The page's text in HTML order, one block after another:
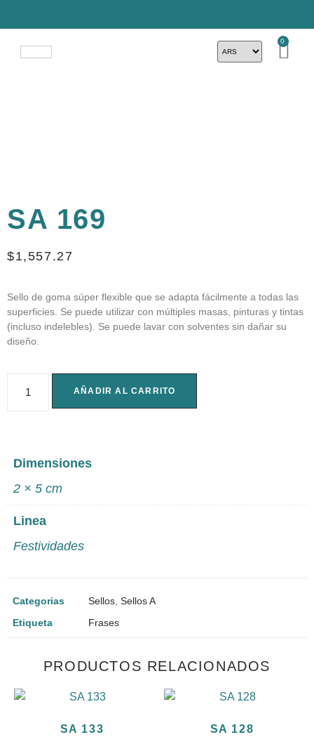
0
SA 169
$1,557.27
Sello de goma súper flexible que se adapta fácilmente a todas las
superficies. Se puede utilizar con múltiples masas, pinturas y tintas
(incluso indelebles). Se puede lavar con solventes sin dañar su
diseño.
AÑADIR AL CARRITO
Dimensiones
2 × 5 cm
Linea
Festividades
Categorias Sellos Sellos A
Etiqueta
Frases
PRODUCTOS RELACIONADOS
SA 133
SA 128